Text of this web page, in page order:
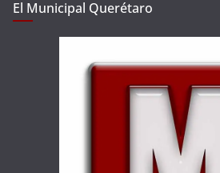
El Municipal Querétaro